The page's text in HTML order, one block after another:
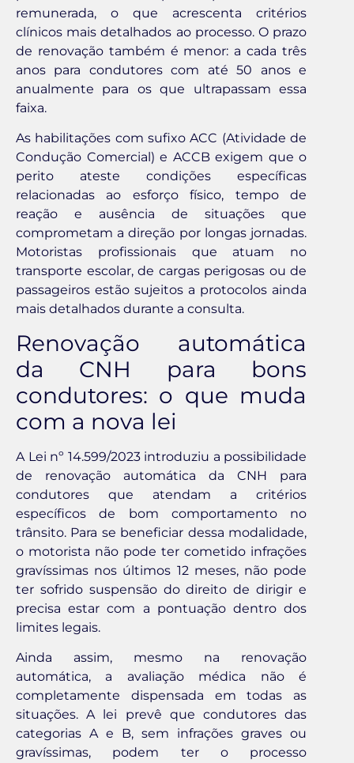
remunerada, o que acrescenta critérios
clínicos mais detalhados ao processo. O prazo
de renovação também é menor: a cada três
anos para condutores com até 50 anos e
anualmente para os que ultrapassam essa
faixa.
As habilitações com sufixo ACC (Atividade de
Condução Comercial) e ACCB exigem que o
perito ateste condições específicas
relacionadas ao esforço físico, tempo de
reação e ausência de situações que
comprometam a direção por longas jornadas.
Motoristas profissionais que atuam no
transporte escolar, de cargas perigosas ou de
passageiros estão sujeitos a protocolos ainda
mais detalhados durante a consulta.
Renovação automática
da CNH para bons
condutores: o que muda
com a nova lei
A Lei nº 14.599/2023 introduziu a possibilidade
de renovação automática da CNH para
condutores que atendam a critérios
específicos de bom comportamento no
trânsito. Para se beneficiar dessa modalidade,
o motorista não pode ter cometido infrações
gravíssimas nos últimos 12 meses, não pode
ter sofrido suspensão do direito de dirigir e
precisa estar com a pontuação dentro dos
limites legais.
Ainda assim, mesmo na renovação
automática, a avaliação médica não é
completamente dispensada em todas as
situações. A lei prevê que condutores das
categorias A e B, sem infrações graves ou
gravíssimas, podem ter o processo